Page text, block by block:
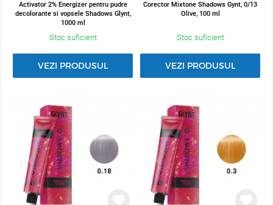
Activator 2% Energizer pentru pudre
decolorante si vopsele Shadows Glynt,
1000 ml
Stoc suficient
VEZI PRODUSUL
Corector Mixtone Shadows Gynt, 0/13
Olive, 100 ml
Stoc suficient
VEZI PRODUSUL